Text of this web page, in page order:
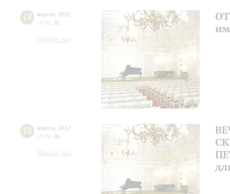
18 марта
2012
15:00 Вс
Малый зал
18 марта
2012
19:00 Вс
Малый зал